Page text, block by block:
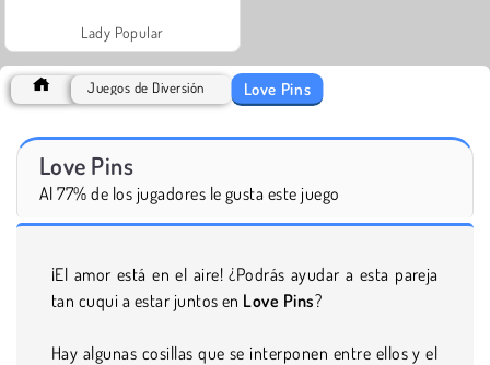
Lady Popular
Juegos de Diversión Love Pins
Love Pins
Al 77% de los jugadores le gusta este juego
¡El amor está en el aire! ¿Podrás ayudar a esta pareja
tan cuqui a estar juntos en Love Pins?
Hay algunas cosillas que se interponen entre ellos y el